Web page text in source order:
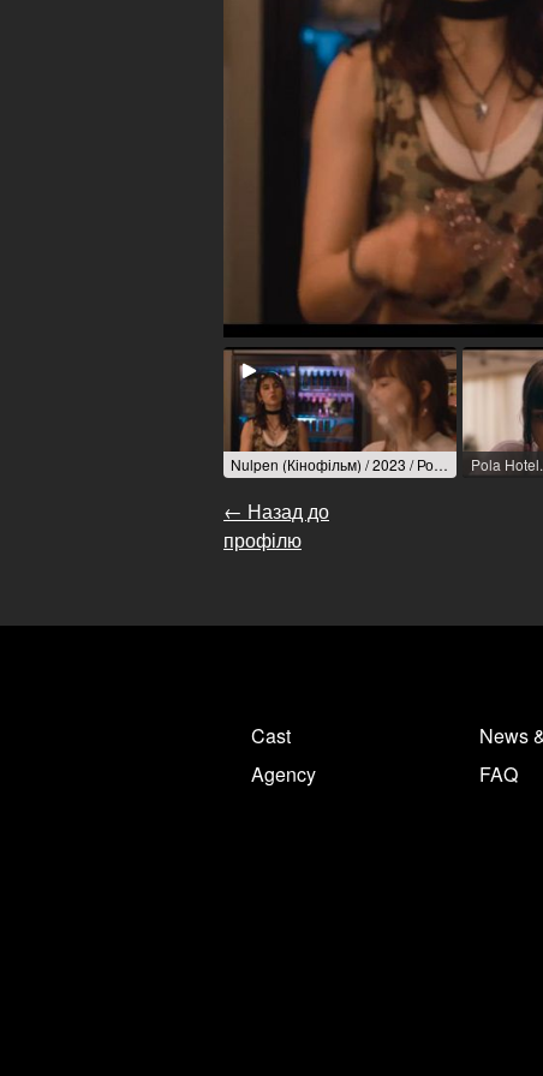
Nulpen (Кінофільм) / 2023 / Роль: Nico / R: Sorina Gajewski Pola
← Назад до
профілю
Cast
Agency
News
FAQ